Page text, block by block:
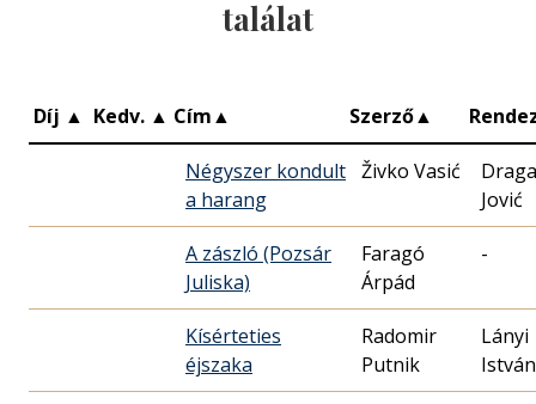
találat
Díj ▲ Kedv. ▲ Cím▲ Szerző▲
Négyszer kondult
a harang
Živko Vasić
Jović
A zászló (Pozsár
Juliska)
Faragó
Árpád
-
Kísérteties
éjszaka
Radomir
Putnik
Lányi
István